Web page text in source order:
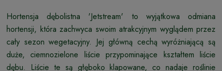
Hortensja dębolistna 'Jetstream' to wyjątkowa odmiana
hortensji, która zachwyca swoim atrakcyjnym wyglądem przez
cały sezon wegetacyjny. Jej główną cechą wyróżniającą są
duże, ciemnozielone liście przypominające kształtem liście
dębu. Liście te są głęboko klapowane, co nadaje roślinie